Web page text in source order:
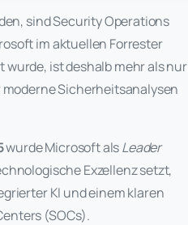
sind Security Operations
im aktuellen Forrester
ist deshalb mehr als nur
Sicherheitsanalysen
wurde Microsoft alsLeader
Exzellenz setzt,
KI und einem klaren
(SOCs).